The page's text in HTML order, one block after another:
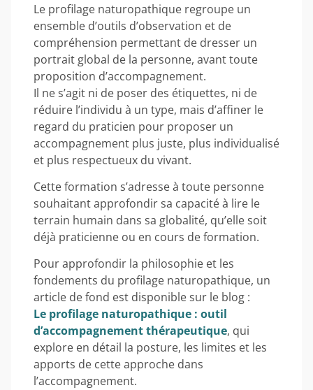
Le profilage naturopathique regroupe un
ensemble d’outils d’observation et de
compréhension permettant de dresser un
portrait global de la personne, avant toute
proposition d’accompagnement.
Il ne s’agit ni de poser des étiquettes, ni de
réduire l’individu à un type, mais d’affiner le
regard du praticien pour proposer un
accompagnement plus juste, plus individualisé
et plus respectueux du vivant.
Cette formation s’adresse à toute personne
souhaitant approfondir sa capacité à lire le
terrain humain dans sa globalité, qu’elle soit
déjà praticienne ou en cours de formation.
Pour approfondir la philosophie et les
fondements du profilage naturopathique, un
article de fond est disponible sur le blog :
Le profilage naturopathique : outil
d’accompagnement thérapeutique, qui
explore en détail la posture, les limites et les
apports de cette approche dans
l’accompagnement.